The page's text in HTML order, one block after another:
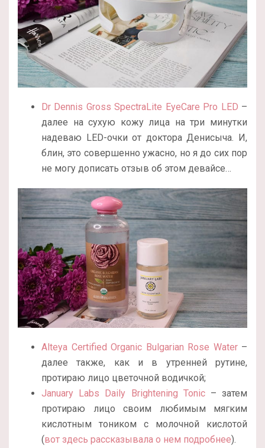
Dr Dennis Gross SpectraLite EyeCare Pro LED –
далее на сухую кожу лица на три минутки
надеваю LED-очки от доктора Денисыча. И,
блин, это совершенно ужасно, но я до сих пор
не могу дописать отзыв об этом девайсе…
Alteya Certified Organic Bulgarian Rose Water–
далее также, как и в утренней рутине,
протираю лицо цветочной водичкой;
January Labs Daily Brightening Tonic– затем
протираю лицо своим любимым мягким
кислотным тоником с молочной кислотой
(вот здесь рассказывала о нем подробнее).